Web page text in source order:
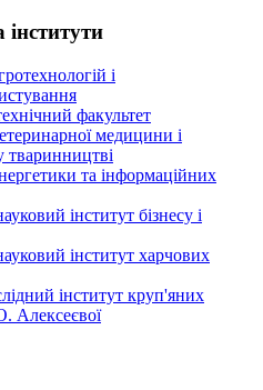
і
факультет
медицини і
тваринництві
та інформаційних
інститут бізнесу і
інститут харчових
інститут круп'яних
Алексеєвої